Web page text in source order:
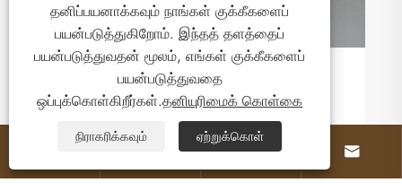
 
தனிப்பயனாக்கவும் நாங்கள் குக்கீகளைப்
பயன்படுத்துகிறோம். இந்தத் தளத்தைப்
பயன்படுத்துவதன் மூலம், எங்கள் குக்கீகளைப்
பயன்படுத்துவதை
ஒப்புக்கொள்கிறீர்கள்.தனியுரிமைக் கொள்கை
நிராகரிக்கவும் ஏற்றுக்கொள்